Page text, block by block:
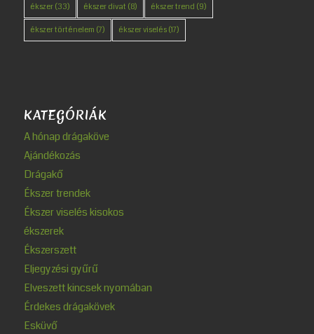
ékszer(33) ékszer divat (8) ékszer trend (9)
ékszer történelem (7) ékszer viselés(17)
KATEGÓRIÁK
A hónap drágaköve
Ajándékozás
Drágakő
Ékszer trendek
Ékszer viselés kisokos
ékszerek
Ékszerszett
Eljegyzési gyűrű
Elveszett kincsek nyomában
Érdekes drágakövek
Esküvő